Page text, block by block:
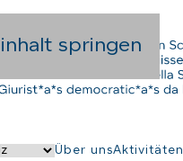
springen
Über unsAktivitäten